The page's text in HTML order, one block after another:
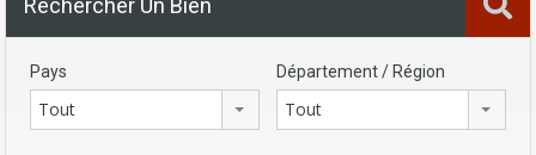
Rechercher Un Bien
Pays
Tout
Département / Région
Tout